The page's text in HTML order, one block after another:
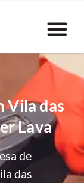
Vila das
Lava
de
das